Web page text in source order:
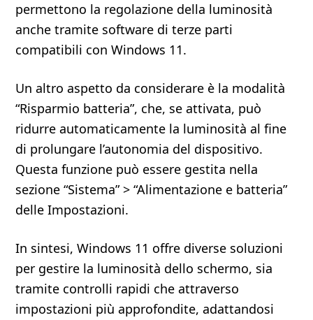
permettono la regolazione della luminosità
anche tramite software di terze parti
compatibili con Windows 11.
Un altro aspetto da considerare è la modalità
“Risparmio batteria”, che, se attivata, può
ridurre automaticamente la luminosità al fine
di prolungare l’autonomia del dispositivo.
Questa funzione può essere gestita nella
sezione “Sistema” > “Alimentazione e batteria”
delle Impostazioni.
In sintesi, Windows 11 offre diverse soluzioni
per gestire la luminosità dello schermo, sia
tramite controlli rapidi che attraverso
impostazioni più approfondite, adattandosi